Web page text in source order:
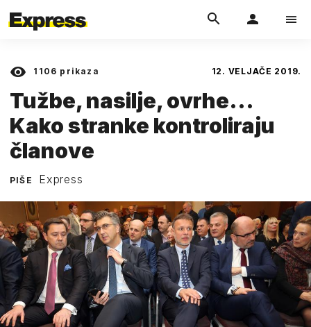
1106 prikaza 12. VELJAČE 2019.
Tužbe, nasilje, ovrhe...
Kako stranke kontroliraju
članove
PIŠE Express